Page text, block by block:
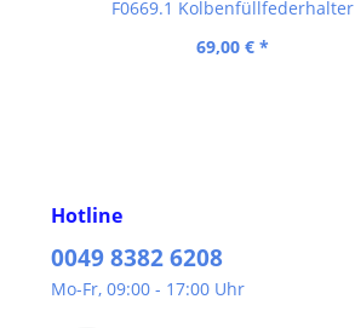
F0669.1 Kolbenfüllfederhalter
69,00 € *
Hotline
0049 8382 6208
Mo-Fr, 09:00 - 17:00 Uhr